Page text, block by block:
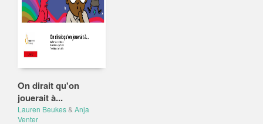
On dirait qu'on
jouerait à...
Lauren Beukes& Anja
Venter